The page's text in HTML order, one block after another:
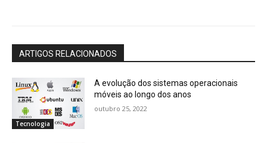
ARTIGOS RELACIONADOS
Tecnologia
A evolução dos sistemas operacionais
móveis ao longo dos anos
outubro 25, 2022